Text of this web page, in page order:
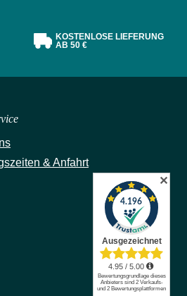
KOSTENLOSE LIEFERUNG
AB 50 €
& Anfahrt
✕